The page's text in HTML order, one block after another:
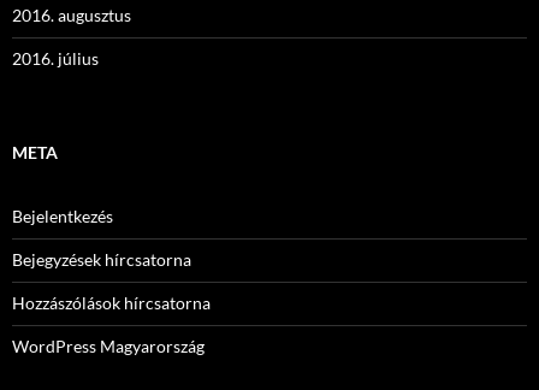
2016. augusztus
2016. július
META
Bejelentkezés
Bejegyzések hírcsatorna
Hozzászólások hírcsatorna
WordPress Magyarország